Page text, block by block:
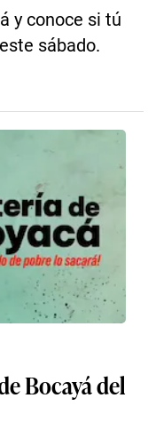
y conoce si tú
sábado.
Bocayá del